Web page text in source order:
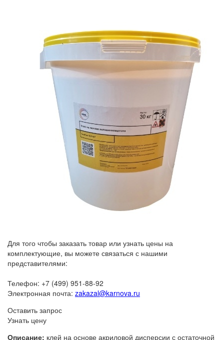
Для того чтобы заказать товар или узнать цены на
комплектующие, вы можете связаться с нашими
представителями:
Телефон: +7 (499) 951-88-92
Электронная почта: zakazal@karnova.ru
Оставить запрос
Узнать цену
Описание: клей на основе акриловой дисперсии с остаточной